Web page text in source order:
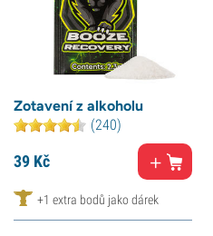
Zotavení z alkoholu
(240)
39 Kč
+1 extra bodů jako dárek